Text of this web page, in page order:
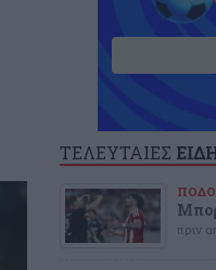
ΤΕΛΕΥΤΑΙΕΣ
πριν